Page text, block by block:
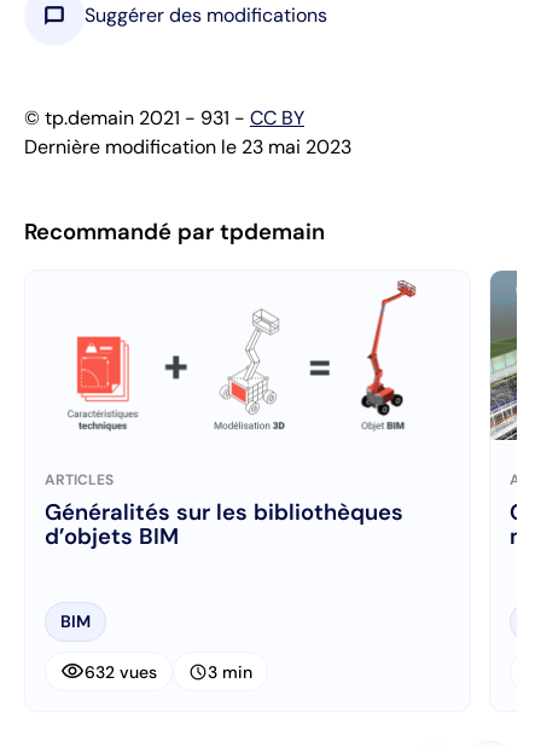
chat_bubble Suggérer des modifications
© tp.demain 2021 - 931 - CC BY
Dernière modification le 23 mai 2023
Recommandé par tpdemain
ARTICLES
Généralités sur les bibliothèques
d’objets BIM
BIM
visibility632 vues schedule3 min